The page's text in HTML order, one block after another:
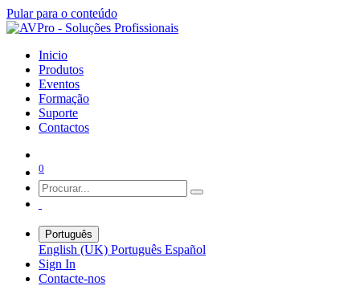
Pular para o conteúdo
Inicio
Produtos
Eventos
Formação
Suporte
Contactos
0
Português
English (UK) Português Español
Sign In
Contacte-nos